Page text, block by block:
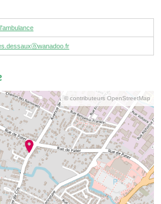
© contributeurs OpenStreetMap